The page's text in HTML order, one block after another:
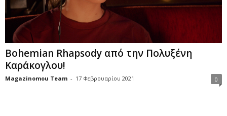
Bohemian Rhapsody από την Πολυξένη
Καράκογλου!
Magazinomou Team - 17 Φεβρουαρίου 2021 0